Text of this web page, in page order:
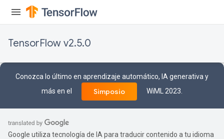
TensorFlow v2.5.0
Conozca lo último en aprendizaje automático, IA generativa y
más en el
Simposio WiML 2023.
Google utiliza tecnología de IA para traducir contenido a tu idioma